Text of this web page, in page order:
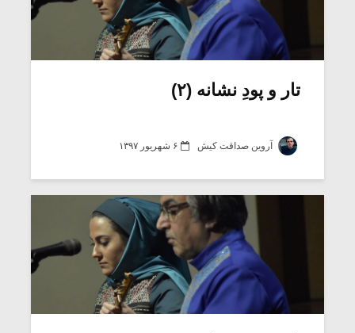
تار و پودِ نشانه (۲)
آروین صداقت کیش ۶ شهریور ۱۳۹۷